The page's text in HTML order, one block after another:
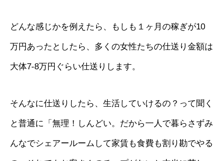
どんな感じかを例えたら、もしも１ヶ月の稼ぎが10
万円あったとしたら、多くの女性たちの仕送り金額は
大体7-8万円ぐらい仕送りします。
そんなに仕送りしたら、生活していけるの？って聞く
と普通に「無理！しんどい。だから一人で暮らさずみ
んなでシェアールームして家賃も食費も割り勘でやる